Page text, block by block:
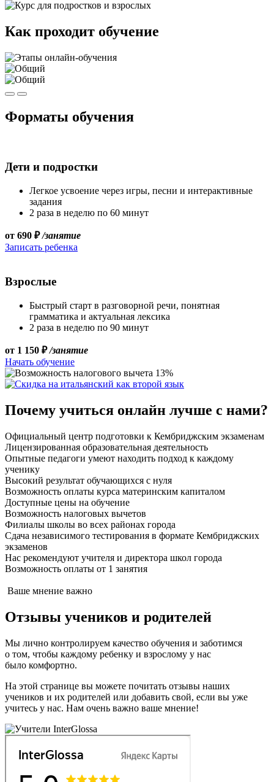
Как проходит обучение
Форматы обучения
Дети и подростки
Легкое усвоение через игры, песни и интерактивные
задания
2 раза в неделю по 60 минут
от 690 ₽/занятие
Записать ребенка
Взрослые
Быстрый старт в разговорной речи, понятная
грамматика и актуальная лексика
2 раза в неделю по 90 минут
от 1 150 ₽/занятие
Начать обучение
Почему учиться онлайн лучше с нами?
Официальный центр подготовки к Кембриджским экзаменам
Лицензированная образовательная деятельность
Опытные педагоги умеют находить подход к каждому
ученику
Высокий результат обучающихся с нуля
Возможность оплаты курса материнским капиталом
Доступные цены на обучение
Возможность налоговых вычетов
Филиалы школы во всех районах города
Сдача независимого тестирования в формате Кембриджских
экзаменов
Нас рекомендуют учителя и директора школ города
Возможность оплаты от 1 занятия
Ваше мнение важно
Отзывы учеников и родителей
Мы лично контролируем качество обучения и заботимся
о том, чтобы каждому ребенку и взрослому у нас
было комфортно.
На этой странице вы можете почитать отзывы наших
учеников и их родителей или добавить свой, если вы уже
учитесь у нас. Нам очень важно ваше мнение!